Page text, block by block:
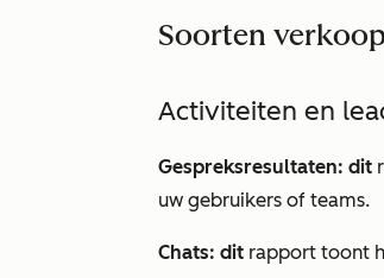
Soorten
Activiteiten en
Gespreksresultaten: dit
uw gebruikers of teams.
Chats: dit rapport toont